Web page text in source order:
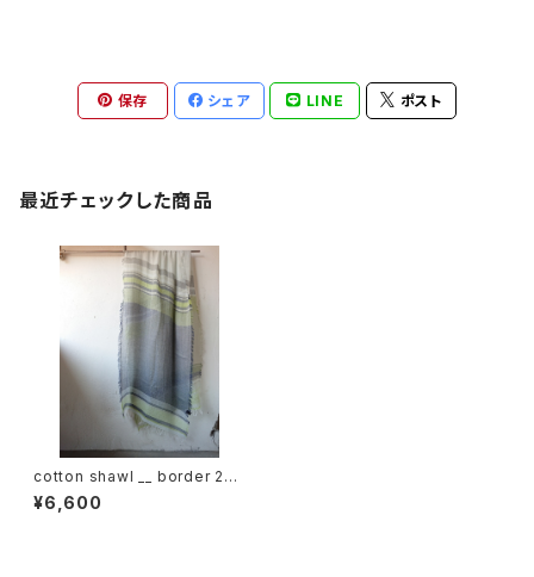
保存 シェア LINE ポスト
最近チェックした商品
cotton shawl __ border 220
翠雨w
¥6,600